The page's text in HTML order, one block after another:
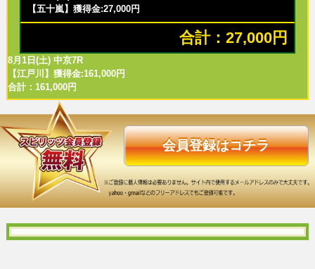
【五十嵐】獲得金:27,000円
合計：27,000円
8月1日(土) 中京7R
【江戸川】獲得金:161,000円
合計：161,000円
会員登録はコチラ